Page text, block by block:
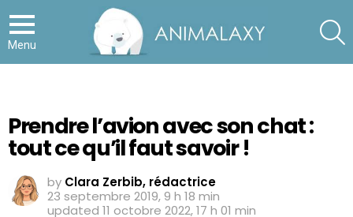
Menu
Prendre l’avion avec son chat :
tout ce qu’il faut savoir !
by Clara Zerbib, rédactrice
23 septembre 2019, 9 h 18 min
updated 11 octobre 2022, 17 h 01 min